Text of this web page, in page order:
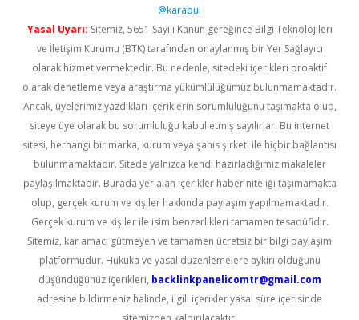
@karabul
Yasal Uyarı: Sitemiz, 5651 Sayılı Kanun gereğince Bilgi Teknolojileri
ve İletişim Kurumu (BTK) tarafından onaylanmış bir Yer Sağlayıcı
olarak hizmet vermektedir. Bu nedenle, sitedeki içerikleri proaktif
olarak denetleme veya araştırma yükümlülüğümüz bulunmamaktadır.
Ancak, üyelerimiz yazdıkları içeriklerin sorumluluğunu taşımakta olup,
siteye üye olarak bu sorumluluğu kabul etmiş sayılırlar. Bu internet
sitesi, herhangi bir marka, kurum veya şahıs şirketi ile hiçbir bağlantısı
bulunmamaktadır. Sitede yalnızca kendi hazırladığımız makaleler
paylaşılmaktadır. Burada yer alan içerikler haber niteliği taşımamakta
olup, gerçek kurum ve kişiler hakkında paylaşım yapılmamaktadır.
Gerçek kurum ve kişiler ile isim benzerlikleri tamamen tesadüfidir.
Sitemiz, kar amacı gütmeyen ve tamamen ücretsiz bir bilgi paylaşım
platformudur. Hukuka ve yasal düzenlemelere aykırı olduğunu
düşündüğünüz içerikleri, backlinkpanelicomtr@gmail.com
adresine bildirmeniz halinde, ilgili içerikler yasal süre içerisinde